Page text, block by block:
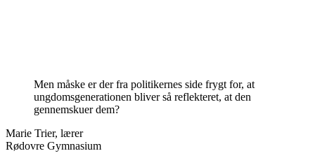
Men måske er der fra politikernes side frygt for, at
ungdomsgenerationen bliver så reflekteret, at den
gennemskuer dem?
Marie Trier, lærer
Rødovre Gymnasium